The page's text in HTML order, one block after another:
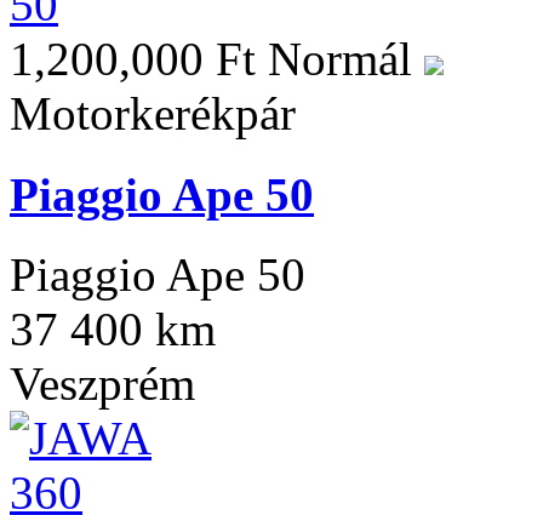
1,200,000 Ft Normál
Motorkerékpár
Piaggio Ape 50
Piaggio Ape 50
37 400 km
Veszprém